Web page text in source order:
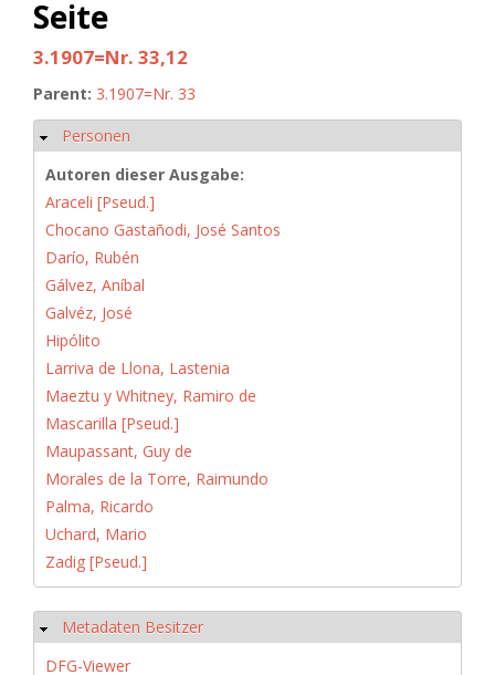
Seite
3.1907=Nr. 33,12
Parent: 3.1907=Nr. 33
Ausblenden
Personen
Autoren dieser Ausgabe:
Araceli [Pseud.]
Chocano Gastañodi, José Santos
Darío, Rubén
Gálvez, Aníbal
Galvéz, José
Hipólito
Larriva de Llona, Lastenia
Maeztu y Whitney, Ramiro de
Mascarilla [Pseud.]
Maupassant, Guy de
Morales de la Torre, Raimundo
Palma, Ricardo
Uchard, Mario
Zadig [Pseud.]
Ausblenden
Metadaten Besitzer
DFG-Viewer